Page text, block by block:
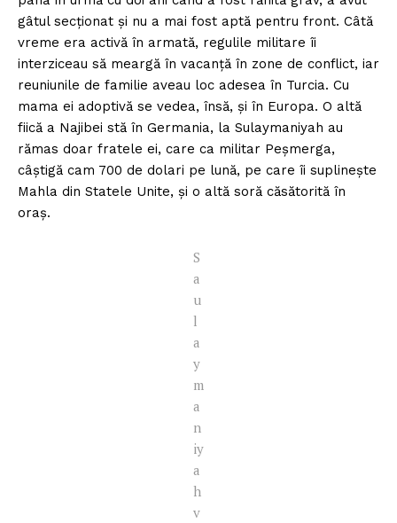
gâtul secționat și nu a mai fost aptă pentru front. Câtă
vreme era activă în armată, regulile militare îi
interziceau să meargă în vacanță în zone de conflict, iar
reuniunile de familie aveau loc adesea în Turcia. Cu
mama ei adoptivă se vedea, însă, și în Europa. O altă
fiică a Najibei stă în Germania, la Sulaymaniyah au
rămas doar fratele ei, care ca militar Peșmerga,
câștigă cam 700 de dolari pe lună, pe care îi suplinește
Mahla din Statele Unite, și o altă soră căsătorită în
oraș.
S
a
u
l
a
y
m
a
n
iy
a
h
v